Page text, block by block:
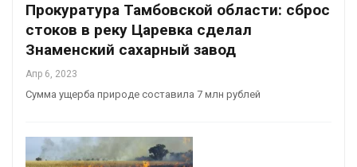
Прокуратура Тамбовской области: сброс
стоков в реку Царевка сделал
Знаменский сахарный завод
Апр 6, 2023
Сумма ущерба природе составила 7 млн рублей